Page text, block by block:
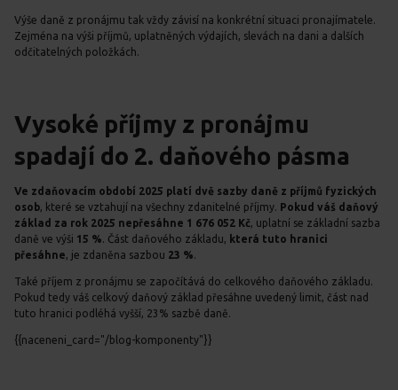
Výše daně z pronájmu tak vždy závisí na konkrétní situaci pronajímatele.
Zejména na výši příjmů, uplatněných výdajích, slevách na dani a dalších
odčitatelných položkách.
Vysoké příjmy z pronájmu
spadají do 2. daňového pásma
Ve zdaňovacím období 2025 platí dvě sazby daně z příjmů fyzických
osob, které se vztahují na všechny zdanitelné příjmy. Pokud váš daňový
základ za rok 2025 nepřesáhne 1 676 052 Kč, uplatní se základní sazba
daně ve výši 15 %. Část daňového základu, která tuto hranici
přesáhne, je zdaněna sazbou 23 %.
Také příjem z pronájmu se započítává do celkového daňového základu.
Pokud tedy váš celkový daňový základ přesáhne uvedený limit, část nad
tuto hranici podléhá vyšší, 23% sazbě daně.
{{naceneni_card="/blog-komponenty"}}